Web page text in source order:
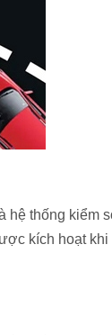
hệ thống kiểm
kích hoạt khi